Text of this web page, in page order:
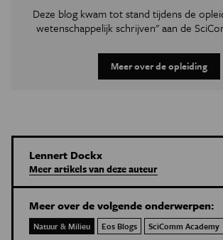
Deze blog kwam tot stand tijdens de
wetenschappelijk schrijven" aan de
Meer over de opleiding
Lennert Dockx
Meer artikels van deze auteur
Meer over de volgende onderwerpen:
Natuur & Milieu Eos Blogs SciComm Academy